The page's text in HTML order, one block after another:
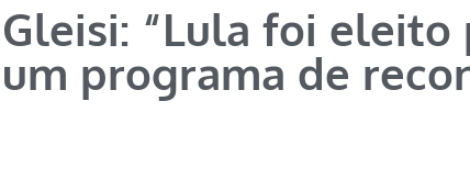
Gleisi: “Lula foi
um programa de